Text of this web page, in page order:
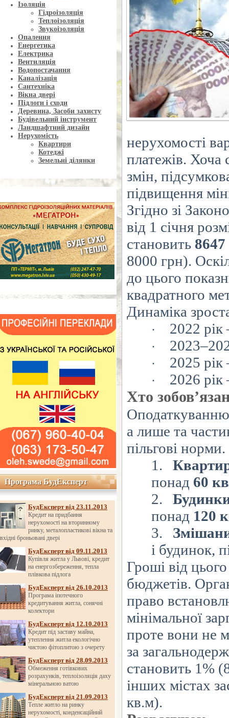
Ізоляція
Гідроізоляція
Теплоізоляція
Звукоізоляція
Опалення
Енергетика
Електрика
Вентиляція
Водопостачання
Каналізація
Сантехніка
Вікна двері
Підлоги і сходи
Деревина, Засоби захисту
Будівельний інструмент
Ландшафтний дизайн
Нерухомість
Квартири
Котеджі
Земельні ділянки
Програма БудЕксперт
Програма БудЕксперт
БудЕксперт від 23.11.2013
Кредит на придбання
нерухомості на вторинному
ринку, металопластикові вікна та
вхідні броньовані двері
БудЕксперт від 09.11.2013
Купівля житла у Львові, кредит
на енергозбереження, тепла
плівкова підлога
БудЕксперт від 26.10.2013
Програма іпотечного
кредитування житла, сонячні
колектори
БудЕксперт від 12.10.2013
Кредит під заставу майна,
утеплення житла екологічно
чистою фітоплитою з очерету
БудЕксперт від 28.09.2013
Обмеження готівкових
розрахунків, теплоізоляція даху
мінеральною ватою
БудЕксперт від 21.09.2013
Тепле житло на ринку
нерухомості, конденсаційний
нерухомості
платежів. Хоча
змін,
підвищення
Згідно зі
від 1 січня
становить 8647
8000 грн).
до цього
квадратного
Динаміка
· 2022
·
· 2025
· 2026
Хто
Оподаткуванню
а лише та
пільгові норми.
1.
понад 60
2.
понад 120
3.
і будинок,
Гроші від
бюджетів.
право
мінімальної
проте вони не
за
становить 1%
інших містах
кв.м).